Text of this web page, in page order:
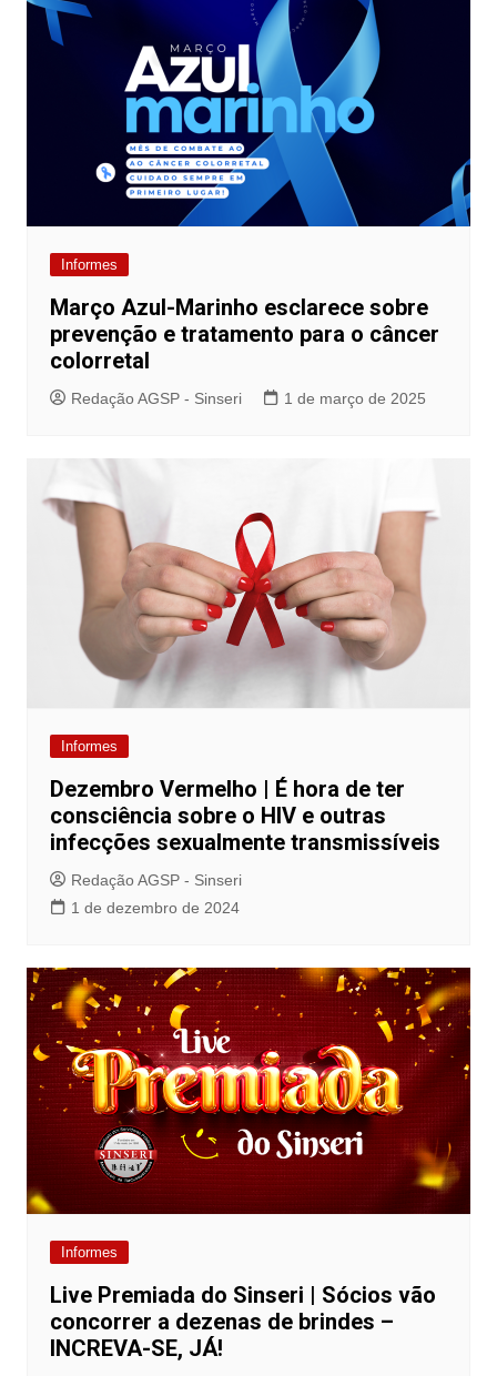
Informes
Março Azul-Marinho esclarece sobre
prevenção e tratamento para o câncer
colorretal
Redação AGSP - Sinseri 1 de março de 2025
Informes
Dezembro Vermelho | É hora de ter
consciência sobre o HIV e outras
infecções sexualmente transmissíveis
Redação AGSP - Sinseri
1 de dezembro de 2024
Informes
Live Premiada do Sinseri | Sócios vão
concorrer a dezenas de brindes –
INCREVA-SE, JÁ!